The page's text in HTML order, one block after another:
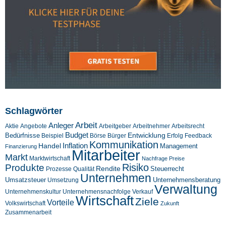
Schlagwörter
Aktie Angebote AnlegerArbeit Arbeitgeber Arbeitnehmer Arbeitsrecht
Bedürfnisse Beispiel Budget Börse Bürger Entwicklung Erfolg Feedback
Finanzierung Handel Inflation Kommunikation Management
Markt Marktwirtschaft Mitarbeiter Nachfrage Preise
Produkte Prozesse Qualität Rendite Risiko Steuerrecht
Umsatzsteuer Umsetzung Unternehmen Unternehmensberatung
Unternehmenskultur Unternehmensnachfolge Verkauf Verwaltung
Volkswirtschaft VorteileWirtschaftZiele Zukunft
Zusammenarbeit